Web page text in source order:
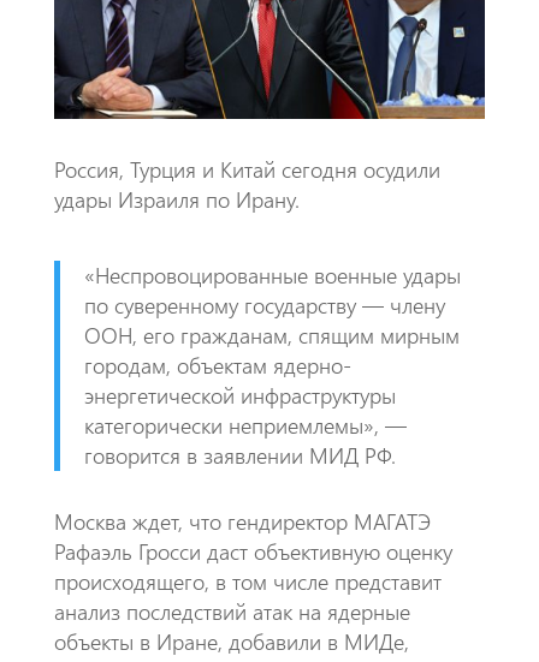
k p
p
Россия, Турция и Китай сегодня осудили
удары Израиля по Ирану.
«Неспровоцированные военные удары
по суверенному государству — члену
ООН, его гражданам, спящим мирным
городам, объектам ядерно-
энергетической инфраструктуры
категорически неприемлемы», —
говорится в заявлении МИД РФ.
Москва ждет, что гендиректор МАГАТЭ
Рафаэль Гросси даст объективную оценку
происходящего, в том числе представит
анализ последствий атак на ядерные
объекты в Иране, добавили в МИДе,